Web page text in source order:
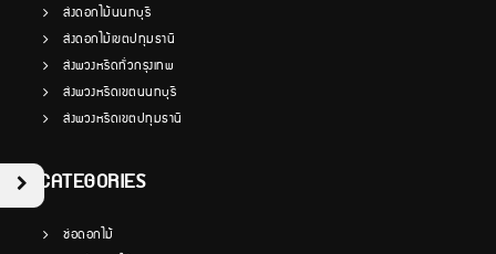
ส่งดอกไม้นนทบุรี
ส่งดอกไม้เขตปทุมธานี
ส่งพวงหรีดทั่วกรุงเทพ
ส่งพวงหรีดเขตนนทบุรี
ส่งพวงหรีดเขตปทุมธานี
CATEGORIES
ช่อดอกไม้